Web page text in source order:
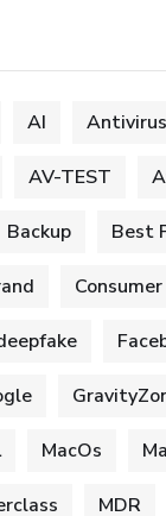
AI Antivirus
AV-TEST
Backup Best
Consumer
MacOs
MDR